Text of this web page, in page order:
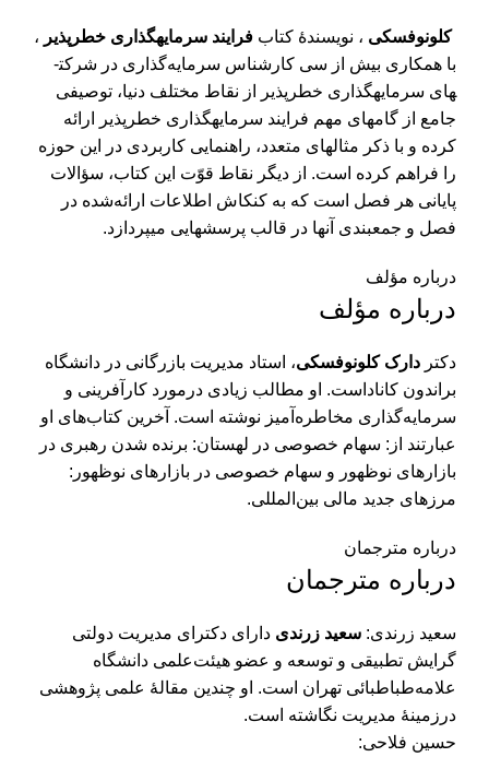
کلونوفسکی ، نویسندۀ کتاب فرایند سرمایه­گذاری خطر­پذیر ،
با همکاری بیش از سی کارشناس سرمایه­‌گذاری در شرکت­
های سرمایه­گذاری خطرپذیر از نقاط مختلف دنیا، توصیفی
جامع از گام­های مهم فرایند سرمایه­گذاری خطر­پذیر ارائه
کرده و با ذکر مثال­های متعدد، راهنمایی کاربردی در این حوزه
را فراهم کرده است. از دیگر نقاط قوّت این کتاب، سؤالات
پایانی هر فصل است که به کنکاش اطلاعات ارائه‌شده در
فصل و جمع­بندی آن­ها در قالب پرسش­هایی می­پردازد.
درباره مؤلف
درباره مؤلف
دکتر دارک کلونوفسکی، استاد مدیریت بازرگانی در دانشگاه
براندون کاناداست. او مطالب زیادی درمورد کارآفرینی و
سرمایه‌گذاری مخاطره‌آمیز نوشته است. آخرین کتاب‌های او
عبارتند از: سهام خصوصی در لهستان: برنده شدن رهبری در
بازارهای نوظهور و سهام خصوصی در بازارهای نوظهور:
مرزهای جدید مالی بین‌المللی.
درباره مترجمان
درباره مترجمان
سعید زرندی: سعید زرندی دارای دکترای مدیریت دولتی
گرایش تطبیقی و توسعه و عضو هیئت‌علمی دانشگاه
علامه‌طباطبائی تهران است. او چندین مقالۀ علمی پژوهشی
درزمینۀ مدیریت نگاشته است.
حسین فلاحی: